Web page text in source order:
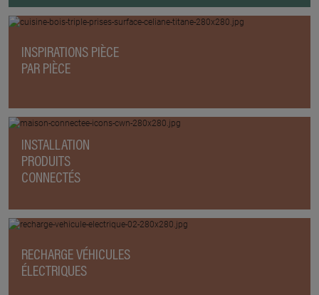
INSPIRATIONS PIÈCE
PAR PIÈCE
INSTALLATION
PRODUITS
CONNECTÉS
RECHARGE VÉHICULES
ÉLECTRIQUES